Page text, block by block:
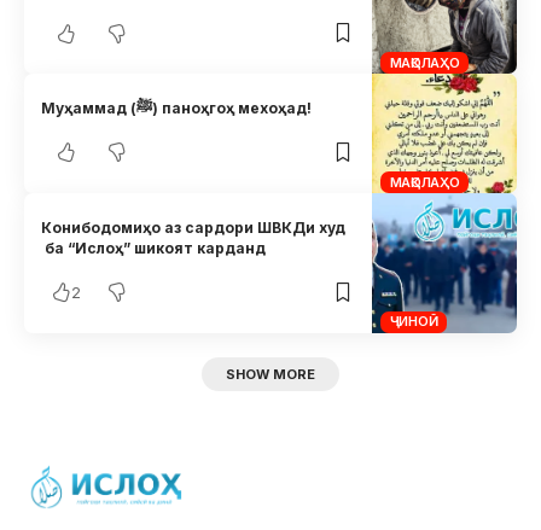
МАҚОЛАҲО
МАҚОЛАҲО
Муҳаммад (ﷺ) паноҳгоҳ мехоҳад!
ҶИНОӢ
Конибодомиҳо аз сардори ШВКДи худ
ба “Ислоҳ” шикоят карданд
2
SHOW MORE